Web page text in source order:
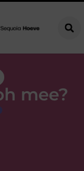
mee?